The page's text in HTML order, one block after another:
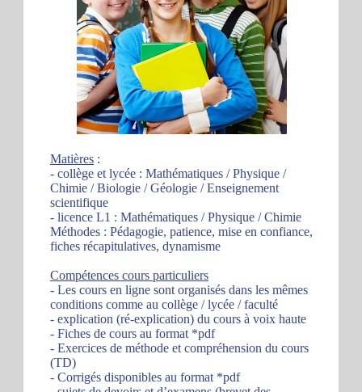
Matières :
- collège et lycée : Mathématiques / Physique /
Chimie / Biologie / Géologie / Enseignement
scientifique
- licence L1 : Mathématiques / Physique / Chimie
Méthodes : Pédagogie, patience, mise en confiance,
fiches récapitulatives, dynamisme
Compétences cours particuliers
- Les cours en ligne sont organisés dans les mêmes
conditions comme au collège / lycée / faculté
- explication (ré-explication) du cours à voix haute
- Fiches de cours au format *pdf
- Exercices de méthode et compréhension du cours
(TD)
- Corrigés disponibles au format *pdf